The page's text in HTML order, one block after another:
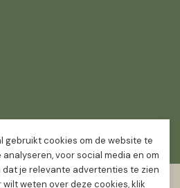
gebruikt cookies om de website te
voor social media en om
je relevante advertenties te zien
wilt weten over deze cookies, klik